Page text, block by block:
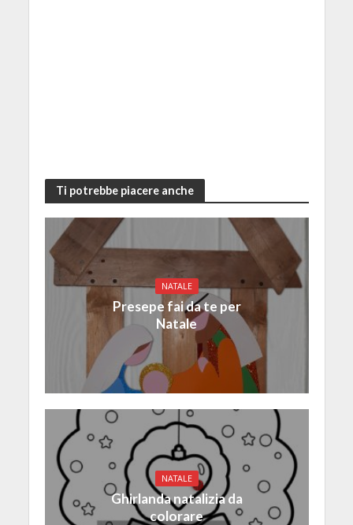
Ti potrebbe piacere anche
NATALE
Presepe fai da te per
Natale
NATALE
Ghirlanda natalizia da
colorare